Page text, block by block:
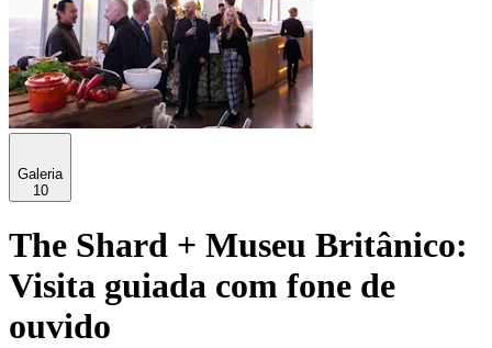
Galeria
10
The Shard + Museu Britânico:
Visita guiada com fone de
ouvido